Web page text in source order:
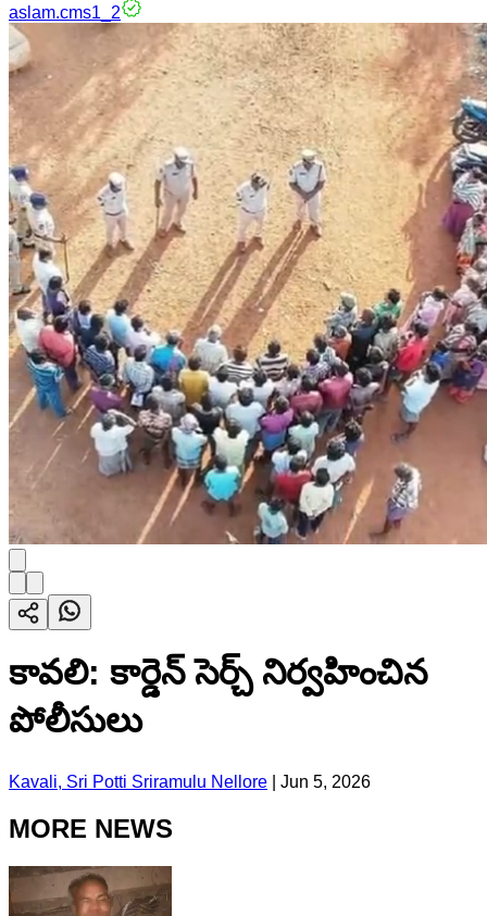
aslam.cms1_2
కావలి: కార్డెన్ సెర్చ్ నిర్వహించిన
పోలీసులు
Kavali, Sri Potti Sriramulu Nellore Jun 5, 2026
MORE NEWS